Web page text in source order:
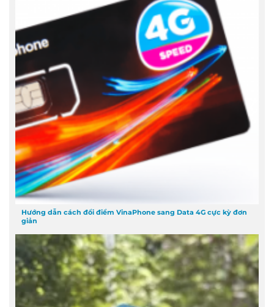
Hướng dẫn cách đổi điểm VinaPhone sang Data 4G cực kỳ đơn
giản